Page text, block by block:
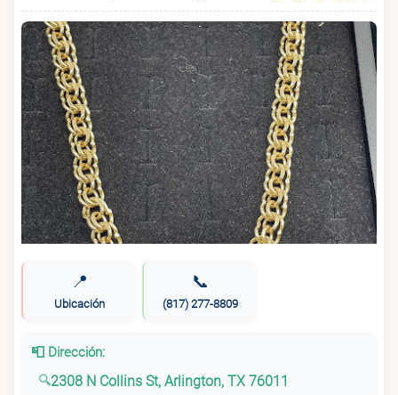
📍
Ubicación
📞
(817) 277-8809
📮 Dirección:
2308 N Collins St, Arlington, TX 76011